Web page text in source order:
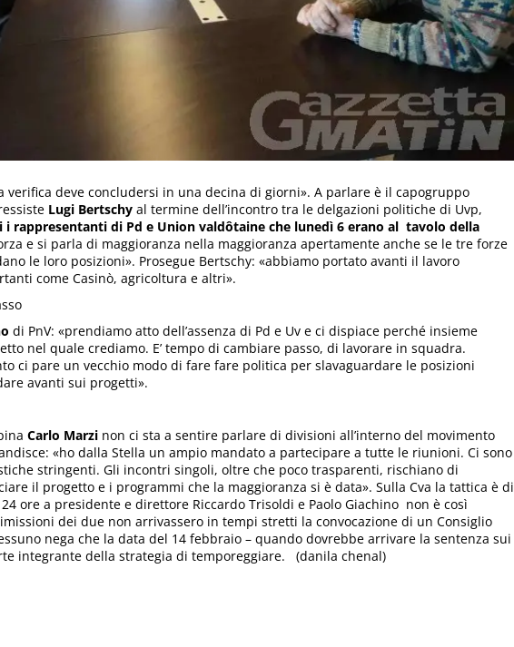
verifica deve concludersi in una decina di giorni». A parlare è il capogruppo
Lugi Bertschy al termine dell’incontro tra le delgazioni politiche di Uvp,
i rappresentanti di Pd e Union valdôtaine che lunedì 6 erano al tavolo della
e si parla di maggioranza nella maggioranza apertamente anche se le tre forze
le loro posizioni». Prosegue Bertschy: «abbiamo portato avanti il lavoro
come Casinò, agricoltura e altri».
di PnV: «prendiamo atto dell’assenza di Pd e Uv e ci dispiace perché insieme
nel quale crediamo. E’ tempo di cambiare passo, di lavorare in squadra.
ci pare un vecchio modo di fare fare politica per slavaguardare le posizioni
avanti sui progetti».
Carlo Marzi non ci sta a sentire parlare di divisioni all’interno del movimento
«ho dalla Stella un ampio mandato a partecipare a tutte le riunioni. Ci sono
stringenti. Gli incontri singoli, oltre che poco trasparenti, rischiano di
il progetto e i programmi che la maggioranza si è data». Sulla Cva la tattica è di
ore a presidente e direttore Riccardo Trisoldi e Paolo Giachino non è così
dei due non arrivassero in tempi stretti la convocazione di un Consiglio
nega che la data del 14 febbraio – quando dovrebbe arrivare la sentenza sui
integrante della strategia di temporeggiare. (danila chenal)